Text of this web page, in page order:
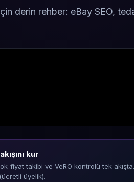
derin rehber: eBay SEO,
kur
fiyat takibi ve VeRO kontrolü tek akışta.
(ücretli üyelik).